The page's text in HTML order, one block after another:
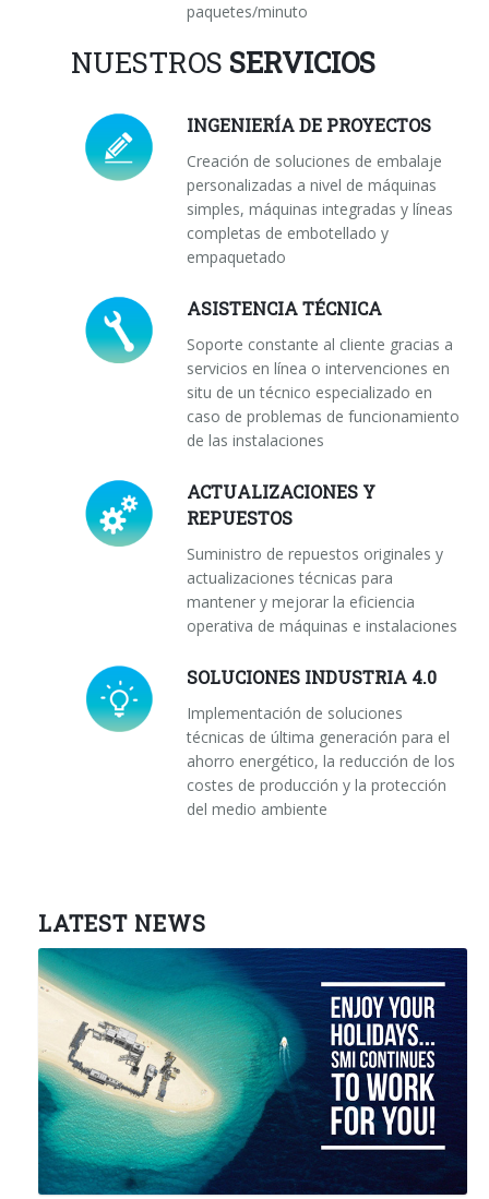
paquetes/minuto
NUESTROS SERVICIOS
INGENIERÍA DE PROYECTOS
Creación de soluciones de embalaje
personalizadas a nivel de máquinas
simples, máquinas integradas y líneas
completas de embotellado y
empaquetado
ASISTENCIA TÉCNICA
Soporte constante al cliente gracias a
servicios en línea o intervenciones en
situ de un técnico especializado en
caso de problemas de funcionamiento
de las instalaciones
ACTUALIZACIONES Y
REPUESTOS
Suministro de repuestos originales y
actualizaciones técnicas para
mantener y mejorar la eficiencia
operativa de máquinas e instalaciones
SOLUCIONES INDUSTRIA 4.0
Implementación de soluciones
técnicas de última generación para el
ahorro energético, la reducción de los
costes de producción y la protección
del medio ambiente
LATEST NEWS